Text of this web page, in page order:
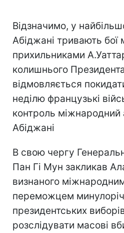
Відзначимо, у
Абіджані тривають бої
прихильниками
колишнього
відмовляється
неділю французькі
контроль міжнародний
Абіджані
В свою чергу
Пан Гі Мун закликав
визнаного
переможцем
президентських
розслідувати масові